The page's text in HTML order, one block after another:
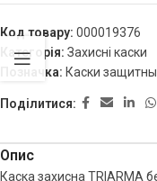
Код товару: 000019376
Категорія: Захисні каски
Позначка: Каски
Поділитися:
Опис
Каска захисна TRIARMA